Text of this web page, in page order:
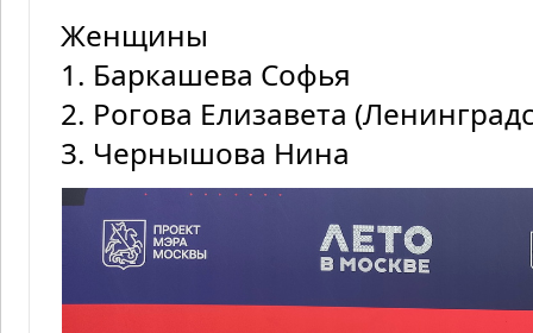
Женщины
1. Баркашева Софья
2. Рогова Елизавета
3. Чернышова Нина